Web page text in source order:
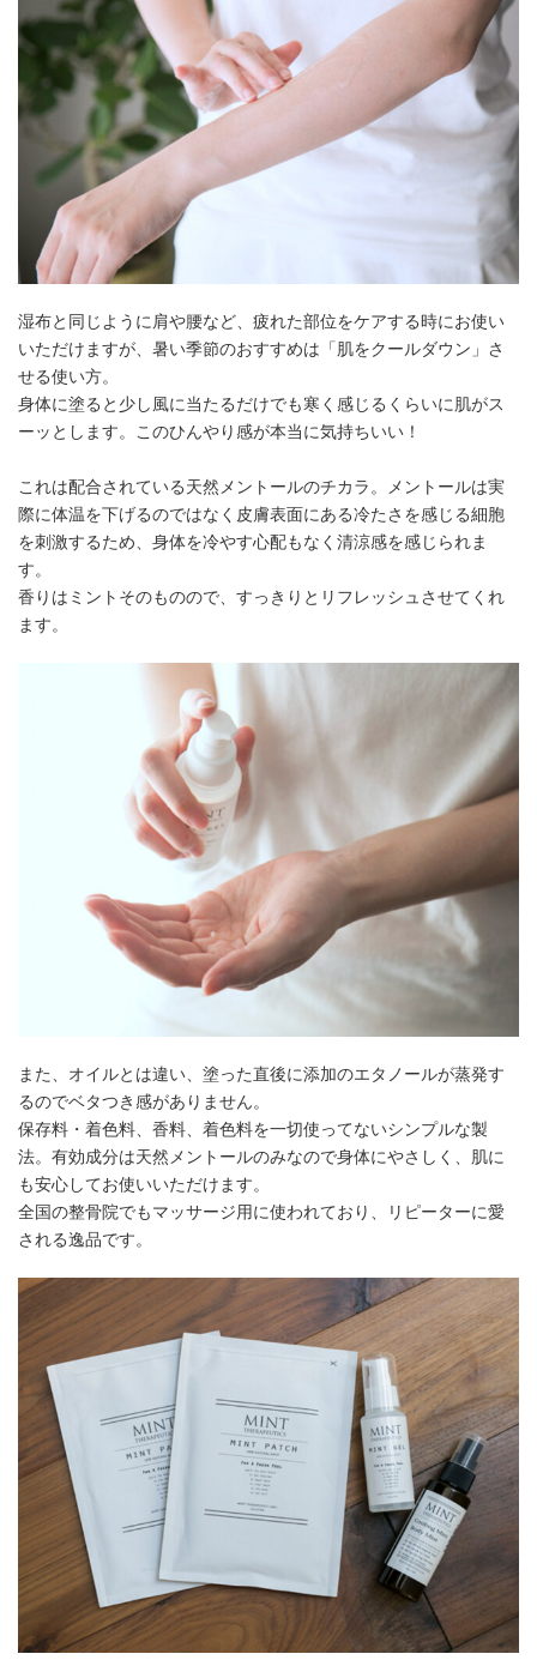
湿布と同じように肩や腰など、疲れた部位をケアする時にお使い
いただけますが、暑い季節のおすすめは「肌をクールダウン」さ
せる使い方。
身体に塗ると少し風に当たるだけでも寒く感じるくらいに肌がス
ーッとします。このひんやり感が本当に気持ちいい！
これは配合されている天然メントールのチカラ。メントールは実
際に体温を下げるのではなく皮膚表面にある冷たさを感じる細胞
を刺激するため、身体を冷やす心配もなく清涼感を感じられま
す。
香りはミントそのものので、すっきりとリフレッシュさせてくれ
ます。
また、オイルとは違い、塗った直後に添加のエタノールが蒸発す
るのでベタつき感がありません。
保存料・着色料、香料、着色料を一切使ってないシンプルな製
法。有効成分は天然メントールのみなので身体にやさしく、肌に
も安心してお使いいただけます。
全国の整骨院でもマッサージ用に使われており、リピーターに愛
される逸品です。